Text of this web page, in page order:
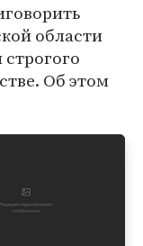
области
Об этом